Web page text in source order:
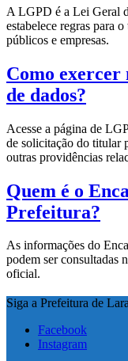
A LGPD é a Lei Geral
estabelece regras para
públicos e empresas.
Como
de dados?
Acesse a página de
de solicitação do titular
outras providências
Quem é o
Prefeitura?
As informações do
podem ser consultadas
oficial.
Siga a Prefeitura de
Facebook
Instagram